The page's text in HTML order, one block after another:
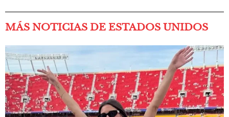
MÁS NOTICIAS DE ESTADOS UNIDOS